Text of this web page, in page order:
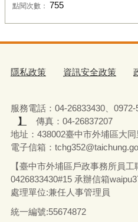
點閱次數： 755
隱私政策 資訊安全政策
服務電話：04-26833430、0972-
】
傳真：04-26837207
地址：438002臺中市外埔區大
電子信箱：
【臺中市外埔區戶政事務所員工
0426833430#15 承辦信箱
處理單位:兼任人事管理員
統一編號:55674872